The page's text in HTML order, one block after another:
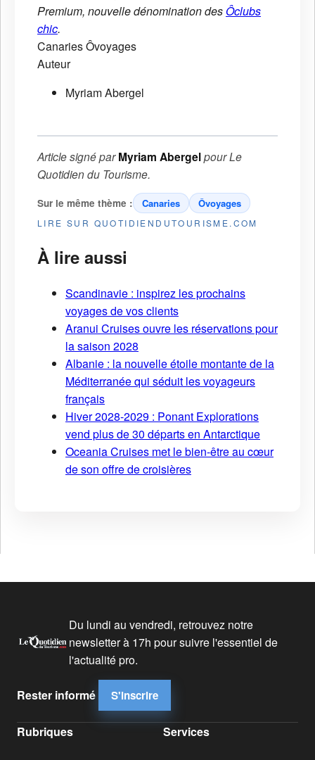
Premium, nouvelle dénomination desÔclubs
chic.
CanariesÔvoyages
Auteur
Myriam Abergel
Article signé parMyriam AbergelpourLe
Quotidien du Tourisme.
Sur le même thème : Canaries Ôvoyages
LIRE SUR QUOTIDIENDUTOURISME.COM
À lire aussi
Scandinavie : inspirez les prochains
voyages de vos clients
Aranui Cruises ouvre les réservations pour
la saison 2028
Albanie : la nouvelle étoile montante de la
Méditerranée qui séduit les voyageurs
français
Hiver 2028-2029 : Ponant Explorations
vend plus de 30 départs en Antarctique
Oceania Cruises met le bien-être au cœur
de son offre de croisières
Du lundi au vendredi, retrouvez notre
newsletter à 17h pour suivre l'essentiel de
l'actualité pro.
Rester informé S'inscrire
Rubriques Services